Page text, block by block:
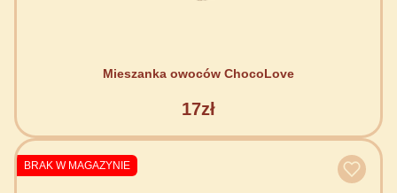
Mieszanka owoców ChocoLove
17zł
BRAK W MAGAZYNIE